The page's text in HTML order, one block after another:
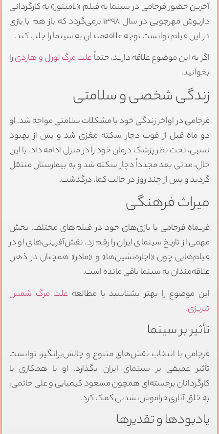
آخرین حضور فرجامی در سینما به فیلم «لامینور» به کارگردانی
داریوش مهرجویی در سال ۱۳۹۸ برمی‌گردد که باز هم با بازی
در این فیلم توانست توجه علاقه‌مندان به سینما را جلب کند.
اگر به این موضوع علاقه دارید، حتماً علت مرگ لورل و هاردیرا
بخوانید.
زندگی شخصی و سلامتی
فرجامی در اواخر زندگی خود با مشکلات سلامتی مواجه شد. او
دو ماه قبل از فوت دچار سکته مغزی شد و پس از بهبود
نسبی، تحت نظر پزشک درمان خود را در منزل ادامه داد. با این
حال، مدتی بعد مجدداً دچار سکته شد و به بیمارستان منتقل
گردید و پس از چند روز در حالت کما، درگذشت.
میراث فرهنگی
فریماه فرجامی با بازی‌های خود در فیلم‌های مختلف، بخش
مهمی از تاریخ سینمای ایران را رقم زد. نقش‌آفرینی‌های او در
فیلم‌هایی چون «اجاره‌نشین‌ها» و «مادر» همچنان در ذهن
علاقه‌مندان به سینما باقی مانده است.
این موضوع را بهتر بشناسید با مطالعه علت مرگ شمس
تبریزی.
تأثیر بر سینما
فرجامی با انتخاب نقش‌های متنوع و چالش‌برانگیز، توانست
تأثیر عمیقی بر سینمای ایران بگذارد. او با همکاری با
کارگردانان برجسته‌ای همچون مسعود کیمیایی و علی حاتمی،
به خلق آثاری فراموش‌نشدنی کمک کرد.
یادبودها و تقدیرها